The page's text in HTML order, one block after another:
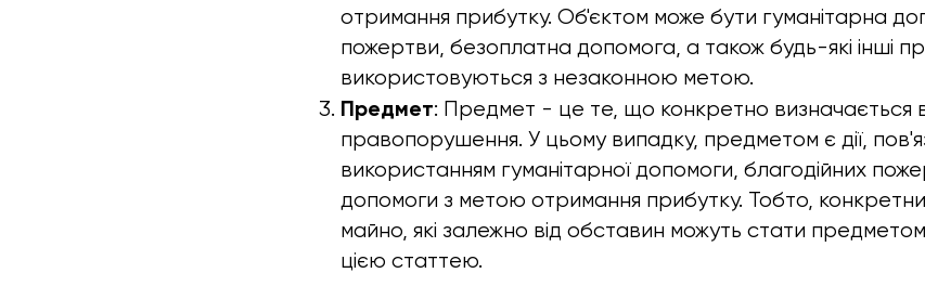
отримання прибутку. Об'єктом може бути гуманітарна
пожертви, безоплатна допомога, а також будь-які інші
використовуються з незаконною метою.
Предмет: Предмет - це те, що конкретно визначається
правопорушення. У цьому випадку, предметом є дії,
використанням гуманітарної допомоги, благодійних
допомоги з метою отримання прибутку. Тобто,
майно, які залежно від обставин можуть стати
цією статтею.